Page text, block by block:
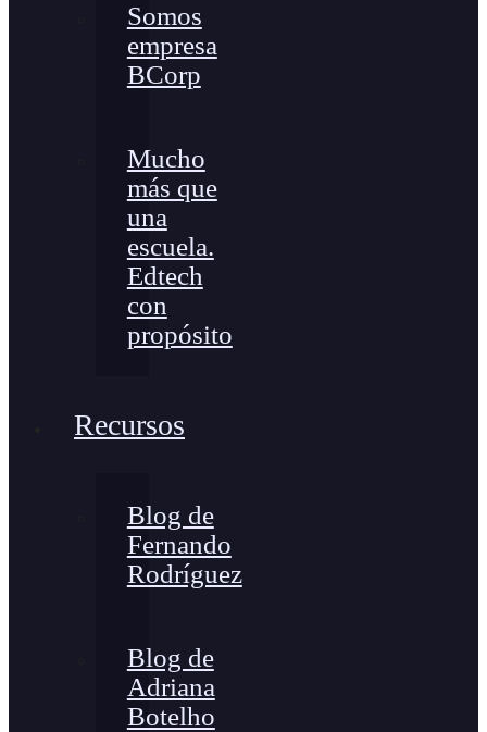
Somos
empresa
BCorp
Mucho
más que
una
escuela.
Edtech
con
propósito
Recursos
Blog de
Fernando
Rodríguez
Blog de
Adriana
Botelho